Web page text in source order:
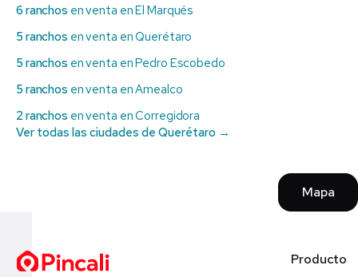
6 ranchos en venta en El Marqués
5 ranchos en venta en Querétaro
5 ranchos en venta en Pedro Escobedo
5 ranchos en venta en Amealco
2 ranchos en venta en Corregidora
Ver todas las ciudades de Querétaro →
Mapa
Producto